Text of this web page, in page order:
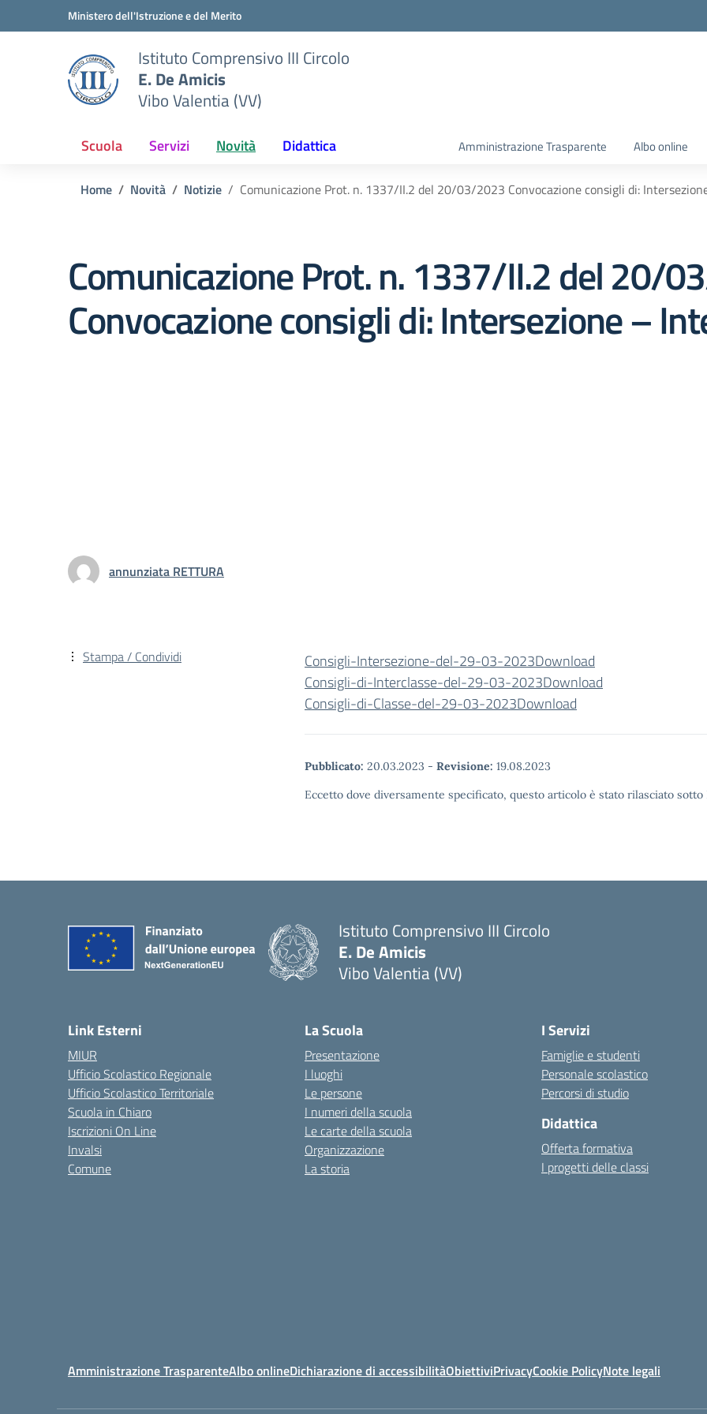
Vai ai contenuti
Vai al menu di navigazioneMinistero dell'Istruzione e del Merito
Istituto Comprensivo III Circolo
E. De Amicis
Vibo Valentia (VV)
Scuola Servizi Novità Didattica Amministrazione Trasparente Albo online
Home Novità Notizie Comunicazione Prot. n. 1337/II.2 del 20/03/2023 Convocazione consigli di:
Comunicazione Prot. n. 1337/II.2 del 20/
Convocazione consigli di: Intersezione –
annunziata RETTURA
Consigli-Intersezione-del-29-03-2023Download
Consigli-di-Interclasse-del-29-03-2023Download
Consigli-di-Classe-del-29-03-2023Download
Pubblicato: 20.03.2023 - Revisione: 19.08.2023
Eccetto dove diversamente specificato, questo articolo è stato rilasciato
Stampa / Condividi
Istituto Comprensivo III Circolo
E. De Amicis
Vibo Valentia (VV)
Link Esterni
MIUR
Ufficio Scolastico Regionale
Ufficio Scolastico Territoriale
Scuola in Chiaro
Iscrizioni On Line
Invalsi
Comune
La Scuola
Presentazione
I luoghi
Le persone
I numeri della scuola
Le carte della scuola
Organizzazione
La storia
I Servizi
Famiglie e studenti
Personale scolastico
Percorsi di studio
Didattica
Offerta formativa
I progetti delle classi
Amministrazione TrasparenteAlbo onlineDichiarazione di accessibilitàObiettiviPrivacyCookie PolicyNote legali